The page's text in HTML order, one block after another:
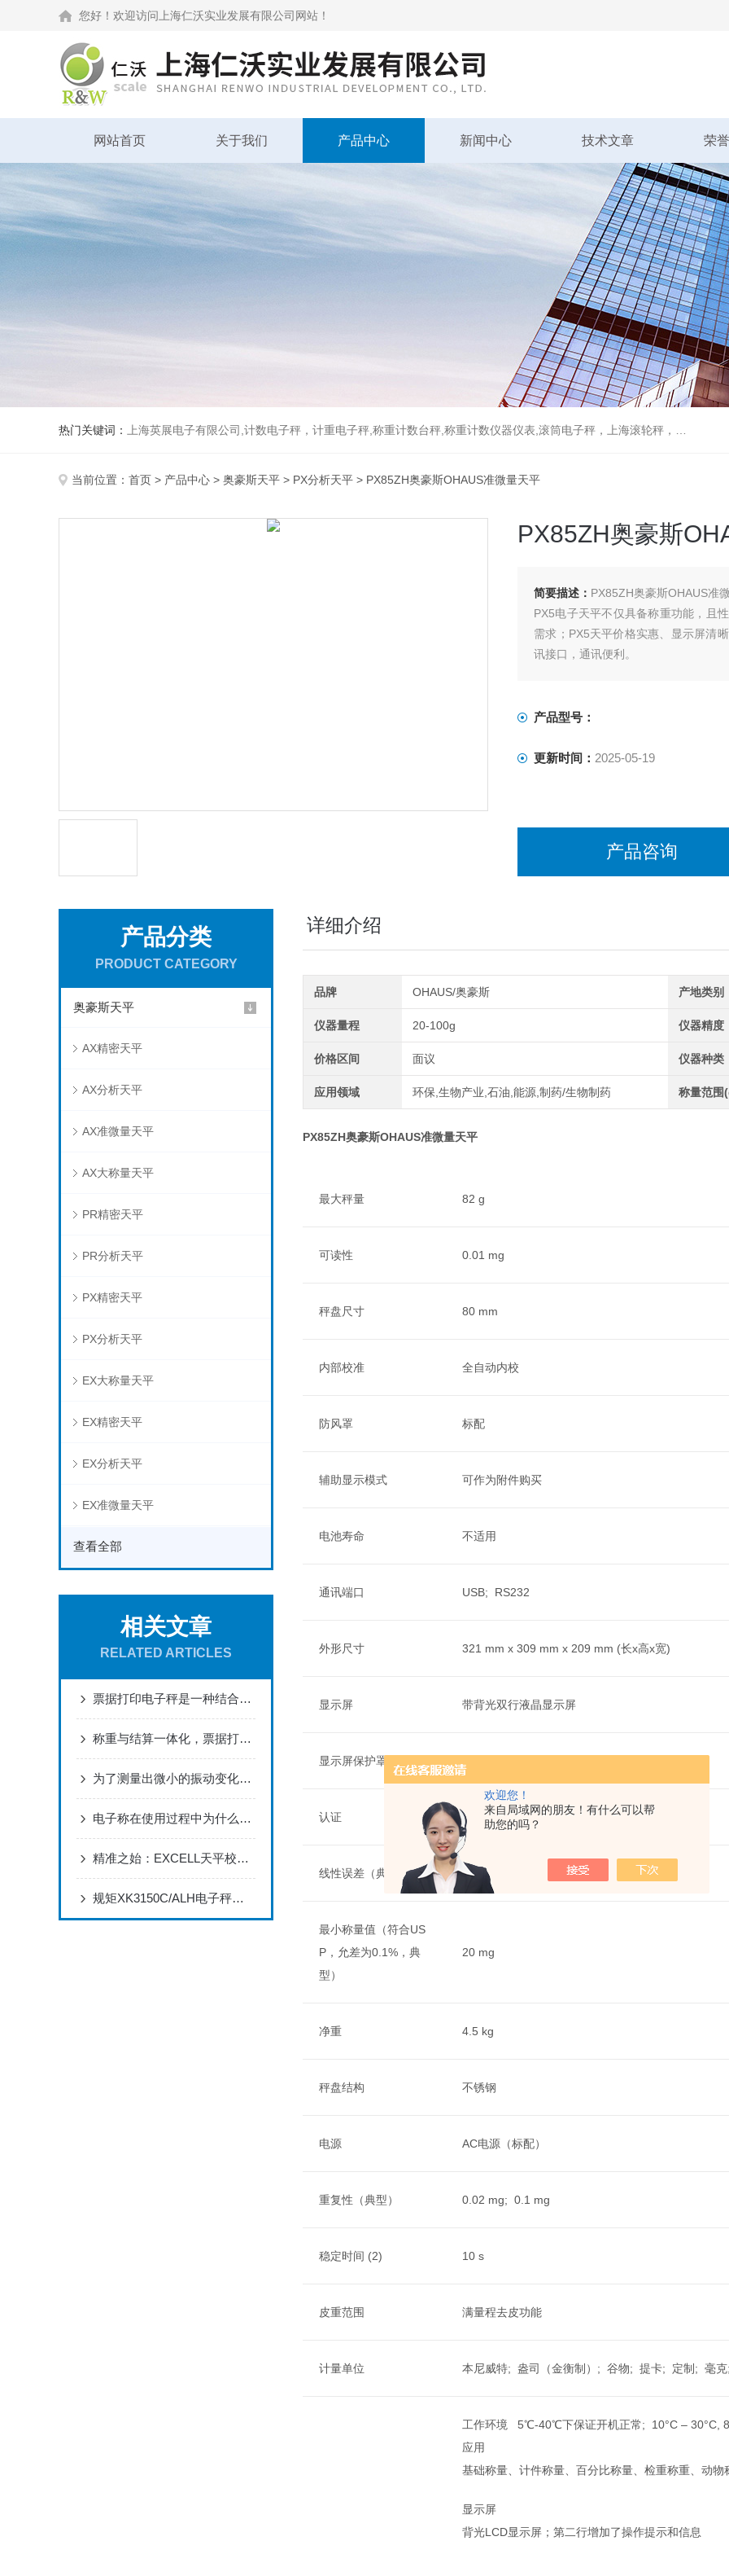
欢迎您！
来自局域网的朋友！有什么可以帮
助您的吗？
您好！欢迎访问上海仁沃实业发展有限公司网站！
网站首页 关于我们 产品中心 新闻中心 技术文章 荣
热门关键词： 上海英展电子有限公司,计数电子秤，计重电子秤,称重计数台秤,称重计数仪器仪表,滚筒电子秤，上海滚轮秤，无线打印吊秤
当前位置： 首页 > 产品中心 > 奥豪斯天平 > PX分析天平 > PX85ZH奥豪斯OHAUS准微量天平
PX85ZH奥豪斯
简要描述： PX85ZH奥豪斯OHAUS准
PX5电子天平不仅具备称重功能，且
需求；PX5天平价格实惠、显示屏清
讯接口，通讯便利。
产品型号：
更新时间： 2025-05-19
产品咨询
产品分类
PRODUCT CATEGORY
奥豪斯天平
AX精密天平
AX分析天平
AX准微量天平
AX大称量天平
PR精密天平
PR分析天平
PX精密天平
PX分析天平
EX大称量天平
EX精密天平
EX分析天平
EX准微量天平
查看全部
相关文章
RELATED ARTICLES
票据打印电子秤是一种结合了电子秤和票据打印功能的设备
称重与结算一体化，票据打印电子秤的魅力何在？
为了测量出微小的振动变化电子秤传感器应有较高的灵敏度
电子称在使用过程中为什么不能频繁进行碰撞呢？
精准之始：EXCELL天平校准与调校全攻略
规矩XK3150C/ALH电子秤校正方法
详细介绍
品牌 OHAUS/奥豪斯 产地类别
仪器量程 20-100g 仪器精度
价格区间 面议 仪器种类
应用领域 环保,生物产业,石油,能源,制药/生物制药 称量范围
PX85ZH奥豪斯OHAUS准微量天平
最大秤量 82 g
可读性 0.01 mg
秤盘尺寸 80 mm
内部校准 全自动内校
防风罩 标配
辅助显示模式 可作为附件购买
电池寿命 不适用
通讯端口 USB; RS232
外形尺寸 321 mm x 309 mm x 209 mm (长x高x宽)
显示屏 带背光双行液晶显示屏
显示屏保护罩
认证 否
线性误差（典型）± 0.0001 g
最小称量值（符合US
P，允差为0.1%，典
型）
20 mg
净重 4.5 kg
秤盘结构 不锈钢
电源 AC电源（标配）
重复性（典型） 0.02 mg; 0.1 mg
稳定时间 (2) 10 s
皮重范围 满量程去皮功能
计量单位 本尼威特; 盎司（金衡制）; 谷物; 提卡; 定制; 毫
工作环境 5℃-40℃下保证开机正常; 10°C – 30°C,
应用
基础称量、计件称量、百分比称量、检重称重、动物
显示屏
背光LCD显示屏；第二行增加了操作提示和信息